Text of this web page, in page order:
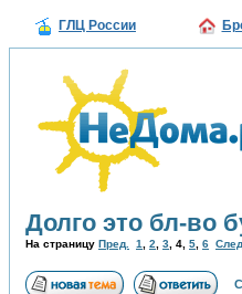
ГЛЦ России
Долго это бл-во
На страницу Пред. 1 2 3 4 5 6 След.